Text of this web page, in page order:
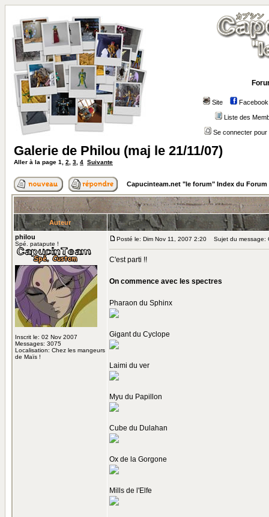
Site Facebook
Liste des
Se connecter
Galerie de Philou (maj le 21/11/07)
Aller à la page 1 2 3 4 Suivante
Capucinteam.net "le forum" Index du Forum
Auteur
philou
Spé. patapute !
Inscrit le: 02 Nov 2007
Messages: 3075
Localisation: Chez les mangeurs
de Maïs !
Posté le: Dim Nov 11, 2007 2:20 Sujet du message:
C'est parti !!
On commence avec les spectres
Pharaon du Sphinx
Gigant du Cyclope
Laimi du ver
Myu du Papillon
Cube du Dulahan
Ox de la Gorgone
Mills de l'Elfe